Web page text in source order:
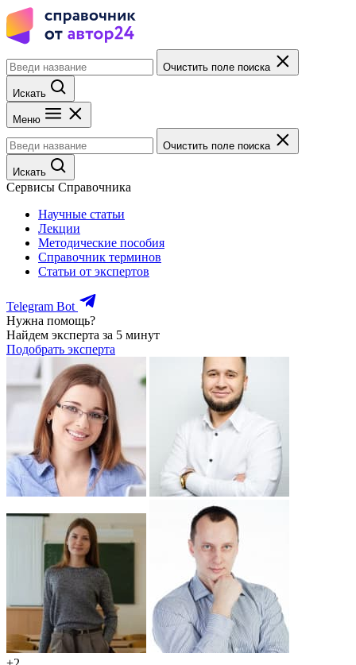
Очистить поле поиска
Искать
Меню
Очистить поле поиска
Искать
Сервисы Справочника
Научные статьи
Лекции
Методические пособия
Справочник терминов
Статьи от экспертов
Telegram Bot
Нужна помощь?
Найдем эксперта за 5 минут
Подобрать эксперта